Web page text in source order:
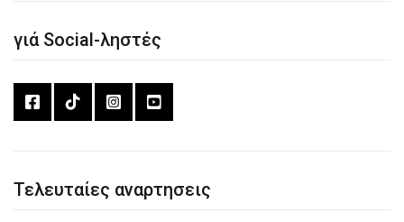
γιά Social-ληστές
Τελευταίες αναρτησεις